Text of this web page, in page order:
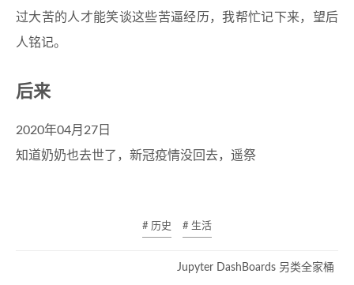
过大苦的人才能笑谈这些苦逼经历，我帮忙记下来，望后
人铭记。
后来
2020年04月27日
知道奶奶也去世了，新冠疫情没回去，遥祭
# 历史 # 生活
Jupyter DashBoards 另类全家桶